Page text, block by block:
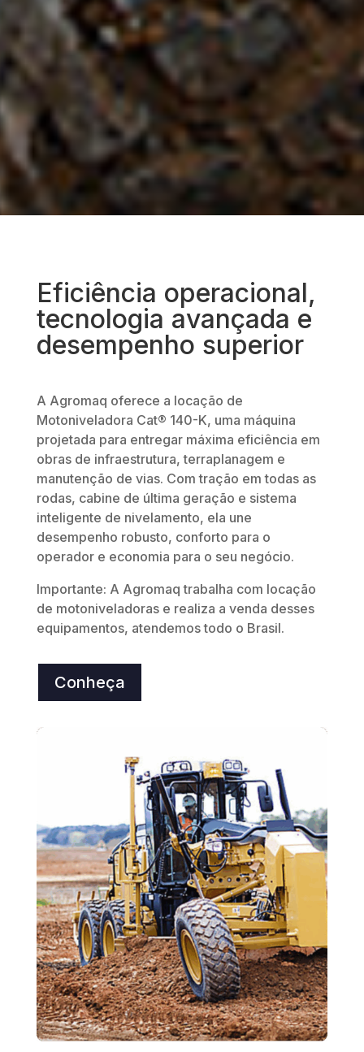
Eficiência operacional,
tecnologia avançada e
desempenho superior
A Agromaq oferece a locação de
Motoniveladora Cat® 140-K, uma máquina
projetada para entregar máxima eficiência em
obras de infraestrutura, terraplanagem e
manutenção de vias. Com tração em todas as
rodas, cabine de última geração e sistema
inteligente de nivelamento, ela une
desempenho robusto, conforto para o
operador e economia para o seu negócio.
Importante: A Agromaq trabalha com locação
de motoniveladoras e realiza a venda desses
equipamentos, atendemos todo o Brasil.
Conheça